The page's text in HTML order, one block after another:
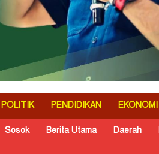
POLITIK PENDIDIKAN EKONOMI
Sosok Berita Utama Daerah